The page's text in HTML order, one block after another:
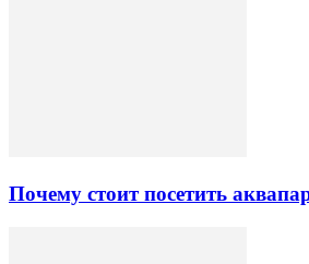
Почему стоит посетить